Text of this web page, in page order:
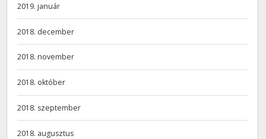
2019. január
2018. december
2018. november
2018. október
2018. szeptember
2018. augusztus